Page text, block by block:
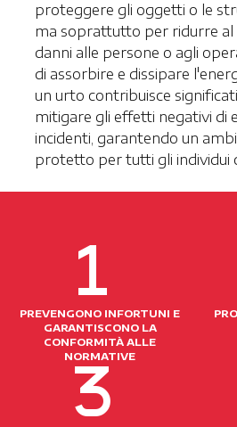
proteggere gli oggetti o le
ma soprattutto per ridurre al
danni alle persone o agli
di assorbire e dissipare
un urto contribuisce
mitigare gli effetti negativi di
incidenti, garantendo un
protetto per tutti gli individui
PREVENGONO INFORTUNI E
GARANTISCONO LA
CONFORMITÀ ALLE
NORMATIVE